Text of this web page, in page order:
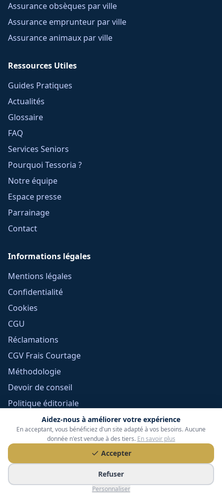
Aidez-nous à améliorer votre expérience
En acceptant, vous bénéficiez d'un site adapté à vos besoins. Aucune
donnée n'est vendue à des tiers. En savoir plus
Accepter
Refuser
Personnaliser
Assurance obsèques par ville
Assurance emprunteur par ville
Assurance animaux par ville
Ressources Utiles
Guides Pratiques
Actualités
Glossaire
FAQ
Services Seniors
Pourquoi Tessoria ?
Notre équipe
Espace presse
Parrainage
Contact
Informations légales
Mentions légales
Confidentialité
Cookies
CGU
Réclamations
CGV Frais Courtage
Méthodologie
Devoir de conseil
Politique éditoriale
Gérer mes cookies